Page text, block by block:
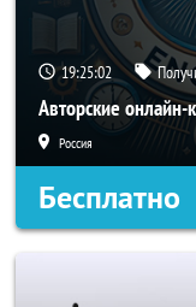
19:25:01
Авторские онлайн-
Россия
Бесплатно